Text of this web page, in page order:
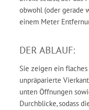
obwohl (oder gerade
einem Meter
DER ABLAUF:
Sie zeigen ein
unpräparierte
unten Öffnungen
Durchblicke, sodass